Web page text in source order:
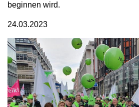
beginnen wird.
24.03.2023